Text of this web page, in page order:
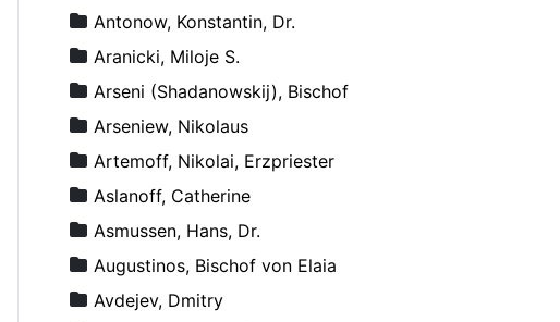
Antonow, Konstantin, Dr.
Aranicki, Miloje S.
Arseni (Shadanowskij), Bischof
Arseniew, Nikolaus
Artemoff, Nikolai, Erzpriester
Aslanoff, Catherine
Asmussen, Hans, Dr.
Augustinos, Bischof von Elaia
Avdejev, Dmitry